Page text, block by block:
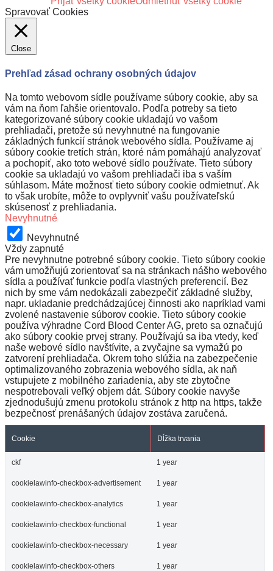
Spravovať Cookies
Close
Prehľad zásad ochrany osobných údajov
Na tomto webovom sídle používame súbory cookie, aby sa
vám na ňom ľahšie orientovalo. Podľa potreby sa tieto
kategorizované súbory cookie ukladajú vo vašom
prehliadači, pretože sú nevyhnutné na fungovanie
základných funkcií stránok webového sídla. Používame aj
súbory cookie tretích strán, ktoré nám pomáhajú analyzovať
a pochopiť, ako toto webové sídlo používate. Tieto súbory
cookie sa ukladajú vo vašom prehliadači iba s vaším
súhlasom. Máte možnosť tieto súbory cookie odmietnuť. Ak
to však urobíte, môže to ovplyvniť vašu používateľskú
skúsenosť z prehliadania.
Nevyhnutné
Nevyhnutné
Vždy zapnuté
Pre nevyhnutne potrebné súbory cookie. Tieto súbory cookie
vám umožňujú zorientovať sa na stránkach nášho webového
sídla a používať funkcie podľa vlastných preferencií. Bez
nich by sme vám nedokázali zabezpečiť základné služby,
napr. ukladanie predchádzajúcej činnosti ako napríklad vami
zvolené nastavenie súborov cookie. Tieto súbory cookie
používa výhradne Cord Blood Center AG, preto sa označujú
ako súbory cookie prvej strany. Používajú sa iba vtedy, keď
naše webové sídlo navštívite, a zvyčajne sa vymažú po
zatvorení prehliadača. Okrem toho slúžia na zabezpečenie
optimalizovaného zobrazenia webového sídla, ak naň
vstupujete z mobilného zariadenia, aby ste zbytočne
nespotrebovali veľký objem dát. Súbory cookie navyše
zjednodušujú zmenu protokolu stránok z http na https, takže
bezpečnosť prenášaných údajov zostáva zaručená.
Cookie Dĺžka trvania
ckf 1 year
cookielawinfo-checkbox-advertisement 1 year
cookielawinfo-checkbox-analytics 1 year
cookielawinfo-checkbox-functional 1 year
cookielawinfo-checkbox-necessary 1 year
cookielawinfo-checkbox-others 1 year